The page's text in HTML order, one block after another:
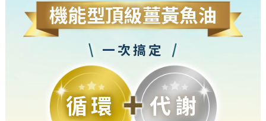
機能型頂級薑黃魚油
一次搞定
循環 代謝